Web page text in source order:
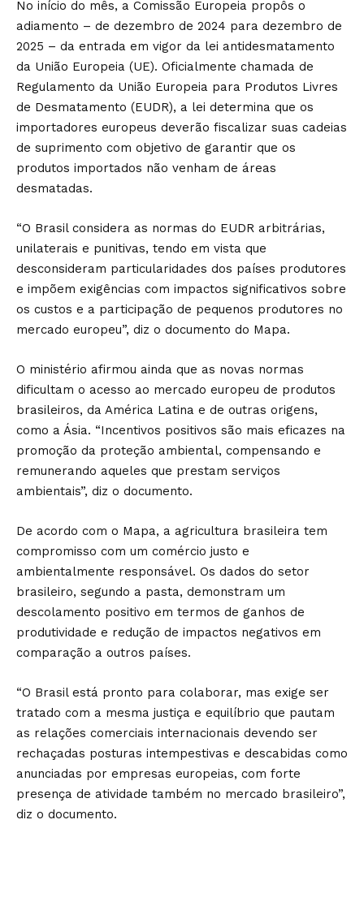
No início do mês, a Comissão Europeia propôs o
adiamento – de dezembro de 2024 para dezembro de
2025 – da entrada em vigor da lei antidesmatamento
da União Europeia (UE). Oficialmente chamada de
Regulamento da União Europeia para Produtos Livres
de Desmatamento (EUDR), a lei determina que os
importadores europeus deverão fiscalizar suas cadeias
de suprimento com objetivo de garantir que os
produtos importados não venham de áreas
desmatadas.
“O Brasil considera as normas do EUDR arbitrárias,
unilaterais e punitivas, tendo em vista que
desconsideram particularidades dos países produtores
e impõem exigências com impactos significativos sobre
os custos e a participação de pequenos produtores no
mercado europeu”, diz o documento do Mapa.
O ministério afirmou ainda que as novas normas
dificultam o acesso ao mercado europeu de produtos
brasileiros, da América Latina e de outras origens,
como a Ásia. “Incentivos positivos são mais eficazes na
promoção da proteção ambiental, compensando e
remunerando aqueles que prestam serviços
ambientais”, diz o documento.
De acordo com o Mapa, a agricultura brasileira tem
compromisso com um comércio justo e
ambientalmente responsável. Os dados do setor
brasileiro, segundo a pasta, demonstram um
descolamento positivo em termos de ganhos de
produtividade e redução de impactos negativos em
comparação a outros países.
“O Brasil está pronto para colaborar, mas exige ser
tratado com a mesma justiça e equilíbrio que pautam
as relações comerciais internacionais devendo ser
rechaçadas posturas intempestivas e descabidas como
anunciadas por empresas europeias, com forte
presença de atividade também no mercado brasileiro”,
diz o documento.